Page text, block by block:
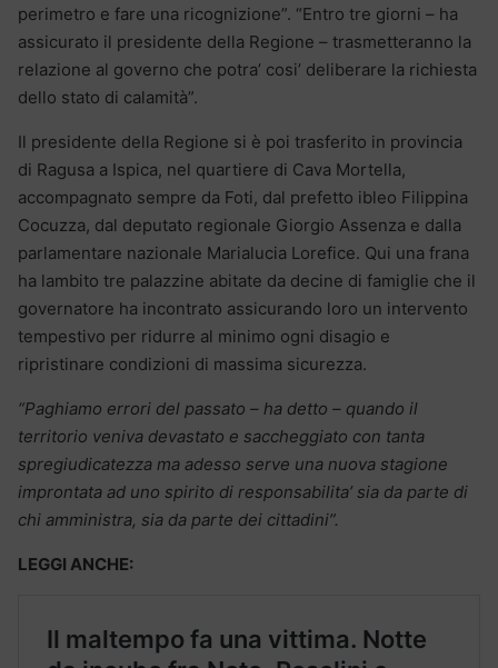
perimetro e fare una ricognizione”. “Entro tre giorni – ha
assicurato il presidente della Regione – trasmetteranno la
relazione al governo che potra’ cosi’ deliberare la richiesta
dello stato di calamità”.
Il presidente della Regione si è poi trasferito in provincia
di Ragusa a Ispica, nel quartiere di Cava Mortella,
accompagnato sempre da Foti, dal prefetto ibleo Filippina
Cocuzza, dal deputato regionale Giorgio Assenza e dalla
parlamentare nazionale Marialucia Lorefice. Qui una frana
ha lambito tre palazzine abitate da decine di famiglie che il
governatore ha incontrato assicurando loro un intervento
tempestivo per ridurre al minimo ogni disagio e
ripristinare condizioni di massima sicurezza.
“Paghiamo errori del passato – ha detto – quando il
territorio veniva devastato e saccheggiato con tanta
spregiudicatezza ma adesso serve una nuova stagione
improntata ad uno spirito di responsabilita’ sia da parte di
chi amministra, sia da parte dei cittadini”.
LEGGI ANCHE: